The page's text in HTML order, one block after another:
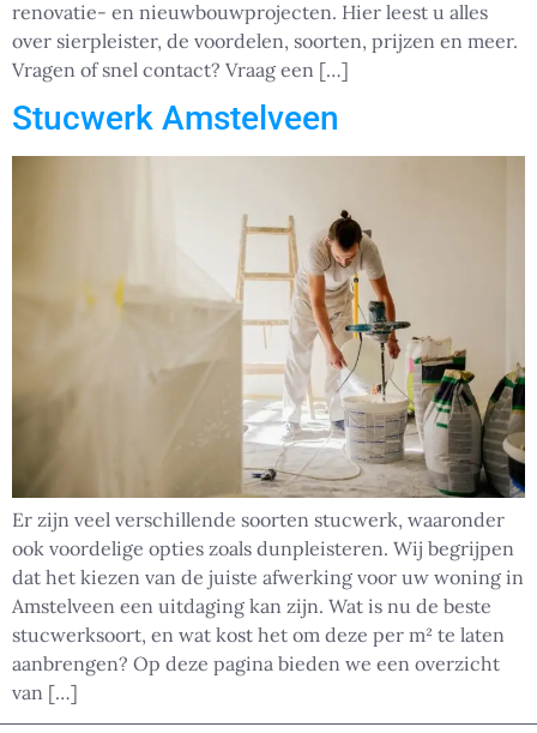
renovatie- en nieuwbouwprojecten. Hier leest u alles
over sierpleister, de voordelen, soorten, prijzen en meer.
Vragen of snel contact? Vraag een […]
Stucwerk Amstelveen
Er zijn veel verschillende soorten stucwerk, waaronder
ook voordelige opties zoals dunpleisteren. Wij begrijpen
dat het kiezen van de juiste afwerking voor uw woning in
Amstelveen een uitdaging kan zijn. Wat is nu de beste
stucwerksoort, en wat kost het om deze per m² te laten
aanbrengen? Op deze pagina bieden we een overzicht
van […]